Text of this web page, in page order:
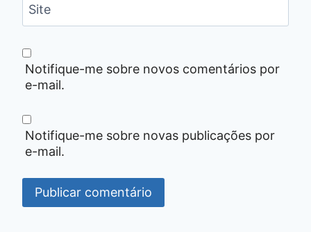
Site
Notifique-me sobre novos comentários por
e-mail.
Notifique-me sobre novas publicações por
e-mail.